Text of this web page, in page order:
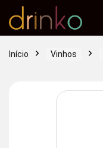
Início Vinhos